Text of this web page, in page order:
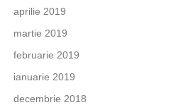
aprilie 2019
martie 2019
februarie 2019
ianuarie 2019
decembrie 2018